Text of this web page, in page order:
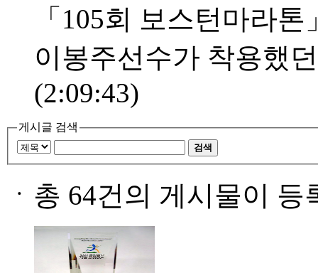
「105회 보스턴마라
이봉주선수가 착용했
(2:09:43)
게시글 검색
검색
ㆍ 총 64건의 게시물이 등